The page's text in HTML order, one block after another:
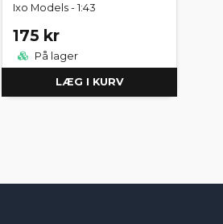
Ixo Models - 1:43
175 kr
På lager
LÆG I KURV